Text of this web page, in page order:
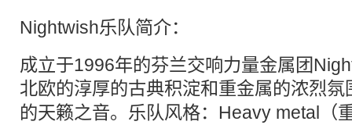
Nightwish乐队简介：
成立于1996年的芬兰交响力量金属团
北欧的淳厚的古典积淀和重金属的浓烈
的天籁之音。乐队风格：Heavy metal（